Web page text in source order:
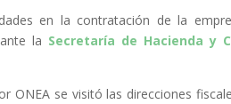
en la contratación de la
la Secretaría de Hacienda y
ONEA se visitó las direcciones